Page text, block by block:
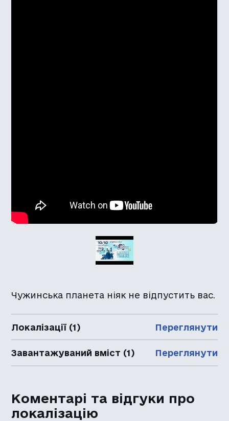
Чужинська планета ніяк не відпустить вас.
Локалізації (1) Переглянути
Завантажуваний вміст (1) Переглянути
Коментарі та відгуки про
локалізацію